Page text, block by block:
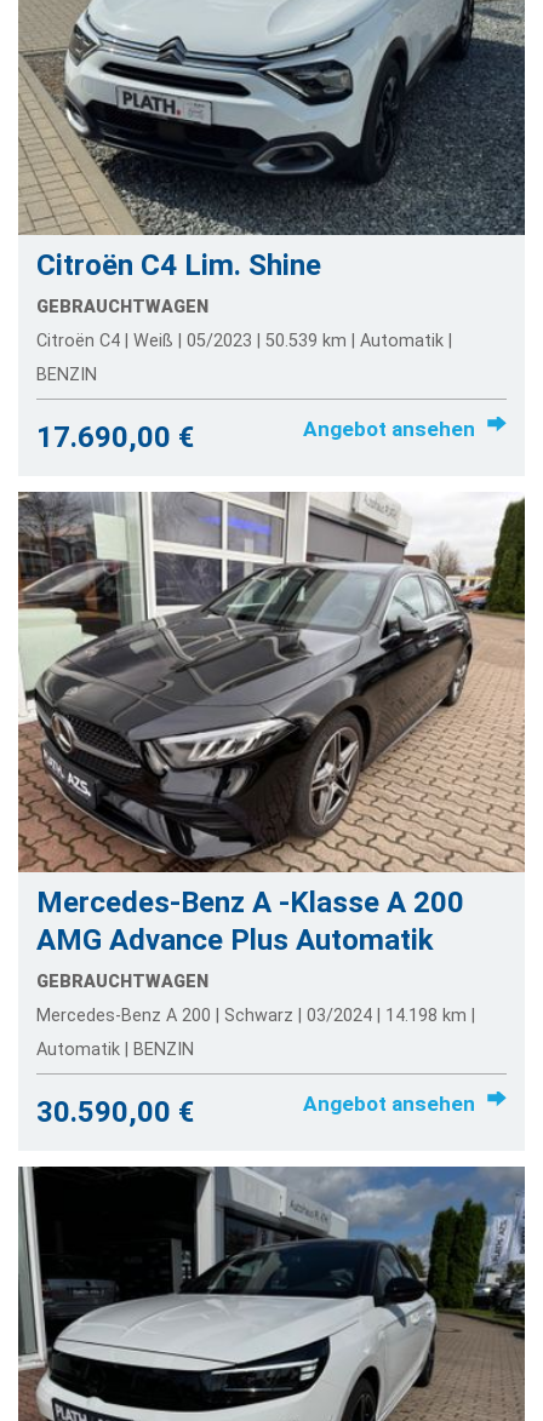
Citroën C4 Lim. Shine
GEBRAUCHTWAGEN
Citroën C4 | Weiß | 05/2023 | 50.539 km | Automatik |
BENZIN
17.690,00 € Angebot ansehen
Mercedes-Benz A -Klasse A 200
AMG Advance Plus Automatik
GEBRAUCHTWAGEN
Mercedes-Benz A 200 | Schwarz | 03/2024 | 14.198 km |
Automatik | BENZIN
30.590,00 € Angebot ansehen